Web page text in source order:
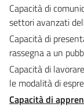
Capacità di
settori avanzati
Capacità di
rassegna a un
Capacità di
le modalità di
Capacità di